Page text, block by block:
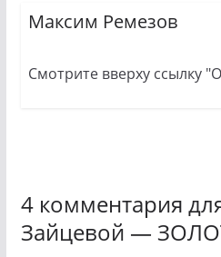
Максим Ремезов
Смотрите вверху ссылку
4 комментария
Зайцевой —